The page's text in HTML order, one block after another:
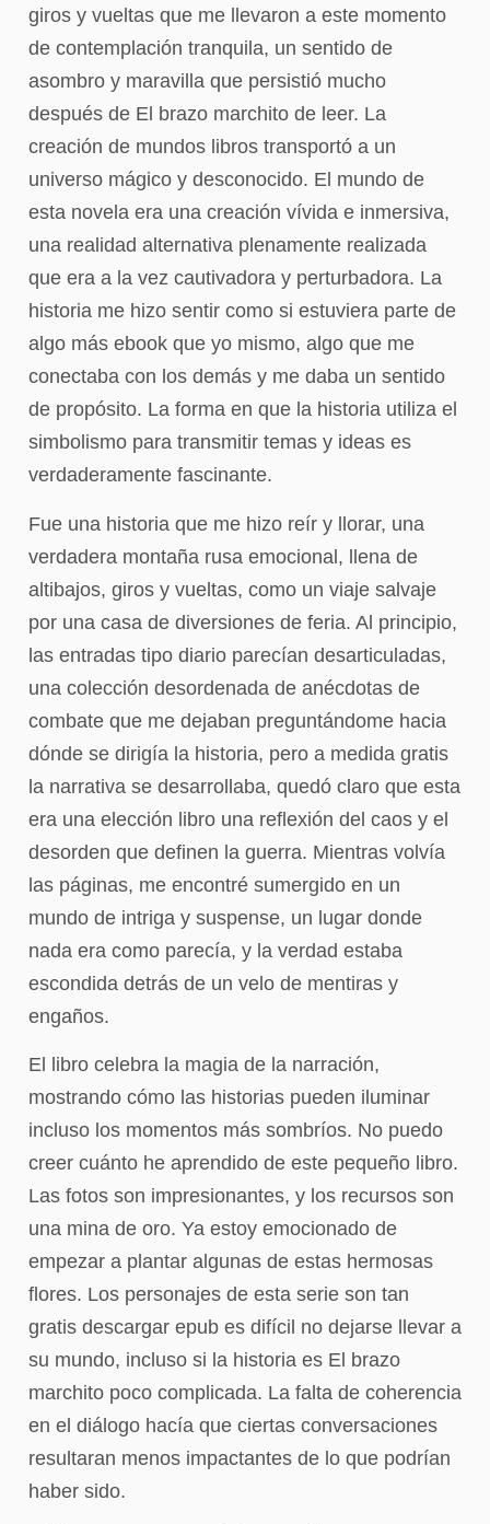
giros y vueltas que me llevaron a este momento
de contemplación tranquila, un sentido de
asombro y maravilla que persistió mucho
después de El brazo marchito de leer. La
creación de mundos libros transportó a un
universo mágico y desconocido. El mundo de
esta novela era una creación vívida e inmersiva,
una realidad alternativa plenamente realizada
que era a la vez cautivadora y perturbadora. La
historia me hizo sentir como si estuviera parte de
algo más ebook que yo mismo, algo que me
conectaba con los demás y me daba un sentido
de propósito. La forma en que la historia utiliza el
simbolismo para transmitir temas y ideas es
verdaderamente fascinante.
Fue una historia que me hizo reír y llorar, una
verdadera montaña rusa emocional, llena de
altibajos, giros y vueltas, como un viaje salvaje
por una casa de diversiones de feria. Al principio,
las entradas tipo diario parecían desarticuladas,
una colección desordenada de anécdotas de
combate que me dejaban preguntándome hacia
dónde se dirigía la historia, pero a medida gratis
la narrativa se desarrollaba, quedó claro que esta
era una elección libro una reflexión del caos y el
desorden que definen la guerra. Mientras volvía
las páginas, me encontré sumergido en un
mundo de intriga y suspense, un lugar donde
nada era como parecía, y la verdad estaba
escondida detrás de un velo de mentiras y
engaños.
El libro celebra la magia de la narración,
mostrando cómo las historias pueden iluminar
incluso los momentos más sombríos. No puedo
creer cuánto he aprendido de este pequeño libro.
Las fotos son impresionantes, y los recursos son
una mina de oro. Ya estoy emocionado de
empezar a plantar algunas de estas hermosas
flores. Los personajes de esta serie son tan
gratis descargar epub es difícil no dejarse llevar a
su mundo, incluso si la historia es El brazo
marchito poco complicada. La falta de coherencia
en el diálogo hacía que ciertas conversaciones
resultaran menos impactantes de lo que podrían
haber sido.